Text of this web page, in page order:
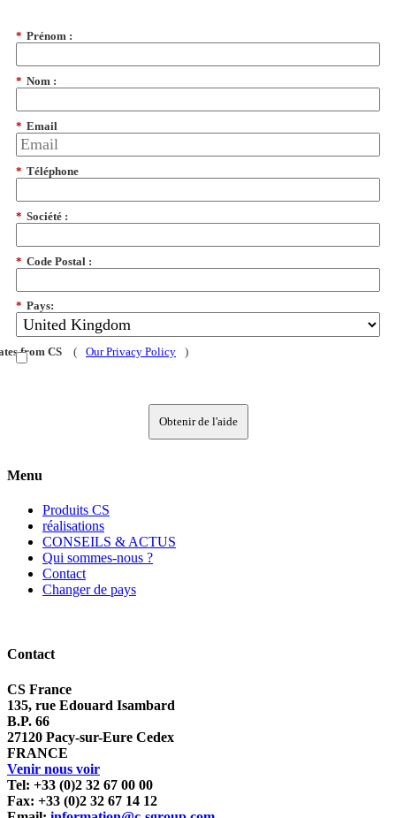
* Prénom :
* Nom :
* Email
* Téléphone
* Société :
* Code Postal :
* Pays:
from CS ( Our Privacy Policy )
Obtenir de l'aide
Menu
Produits CS
réalisations
CONSEILS & ACTUS
Qui sommes-nous ?
Contact
Changer de pays
Contact
CS France
135, rue Edouard Isambard
B.P. 66
27120 Pacy-sur-Eure Cedex
FRANCE
Venir nous voir
Tel: +33 (0)2 32 67 00 00
Fax: +33 (0)2 32 67 14 12